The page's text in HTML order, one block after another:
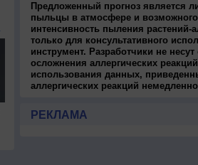
Предложенный прогноз является
пыльцы в атмосфере и
интенсивность пыления растений-
только для консультативного
инструмент. Разработчики не
осложнения аллергических
использования данных,
аллергических реакций
РЕКЛАМА